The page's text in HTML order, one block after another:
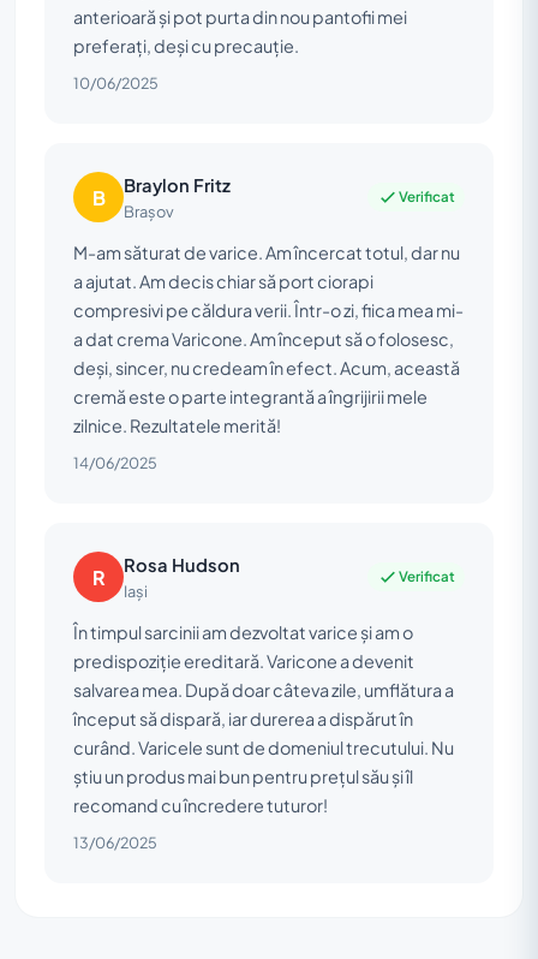
anterioară și pot purta din nou pantofii mei
preferați, deși cu precauție.
10/06/2025
B Braylon Fritz
Brașov
Verificat
M-am săturat de varice. Am încercat totul, dar nu
a ajutat. Am decis chiar să port ciorapi
compresivi pe căldura verii. Într-o zi, fiica mea mi-
a dat crema Varicone. Am început să o folosesc,
deși, sincer, nu credeam în efect. Acum, această
cremă este o parte integrantă a îngrijirii mele
zilnice. Rezultatele merită!
14/06/2025
R Rosa Hudson
Iași
Verificat
În timpul sarcinii am dezvoltat varice și am o
predispoziție ereditară. Varicone a devenit
salvarea mea. După doar câteva zile, umflătura a
început să dispară, iar durerea a dispărut în
curând. Varicele sunt de domeniul trecutului. Nu
știu un produs mai bun pentru prețul său și îl
recomand cu încredere tuturor!
13/06/2025